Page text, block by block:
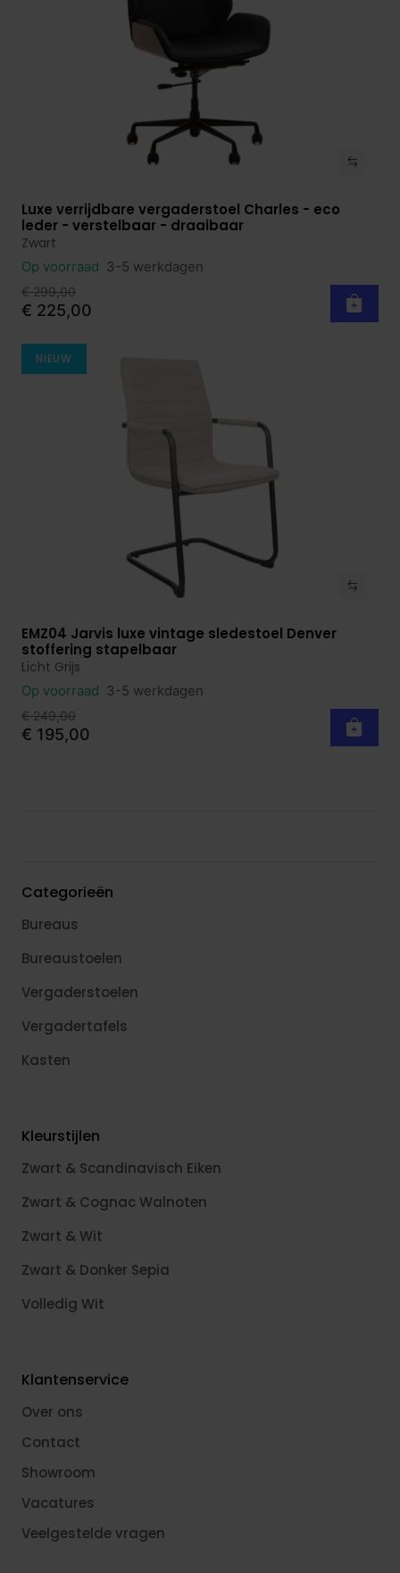
Bekijk product
Luxe verrijdbare vergaderstoel Charles - eco
leder - verstelbaar - draaibaar
Zwart
Op voorraad 3-5 werkdagen
€ 299,00
€ 225,00
NIEUW
Bekijk product
EMZ04 Jarvis luxe vintage sledestoel Denver
stoffering stapelbaar
Licht Grijs
Op voorraad 3-5 werkdagen
€ 249,00
€ 195,00
Categorieën
Bureaus
Bureaustoelen
Vergaderstoelen
Vergadertafels
Kasten
Kleurstijlen
Zwart & Scandinavisch Eiken
Zwart & Cognac Walnoten
Zwart & Wit
Zwart & Donker Sepia
Volledig Wit
Klantenservice
Over ons
Contact
Showroom
Vacatures
Veelgestelde vragen